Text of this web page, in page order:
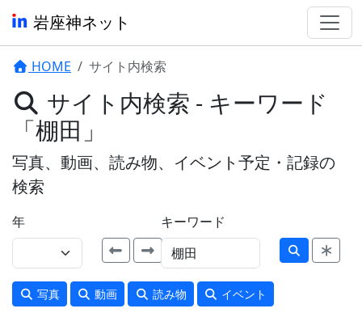
岩座神ネット
HOME サイト内検索
サイト内検索 - キーワード
「棚田」
写真、動画、読み物、イベント予定・記録の
検索
年 キーワード
写真 動画 読み物 イベント